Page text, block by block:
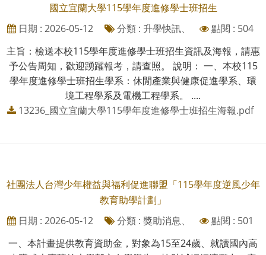
國立宜蘭大學115學年度進修學士班招生
日期 : 2026-05-12
分類 : 升學快訊、
點閱 : 504
主旨：檢送本校115學年度進修學士班招生資訊及海報，請惠
予公告周知，歡迎踴躍報考，請查照。 說明： 一、本校115
學年度進修學士班招生學系：休閒產業與健康促進學系、環
境工程學系及電機工程學系。 ....
13236_國立宜蘭大學115學年度進修學士班招生海報.pdf
社團法人台灣少年權益與福利促進聯盟「115學年度逆風少年
教育助學計劃」
日期 : 2026-05-12
分類 : 獎助消息、
點閱 : 501
一、本計畫提供教育資助金，對象為15至24歲、就讀國內高